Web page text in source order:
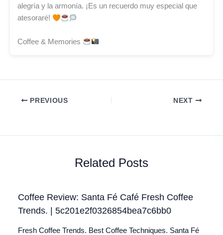
alegría y la armonía. ¡Es un recuerdo muy especial que
atesoraré!
Coffee & Memories
PREVIOUS NEXT
Related Posts
Coffee Review: Santa Fé Café Fresh Coffee
Trends. | 5c201e2f0326854bea7c6bb0
Fresh Coffee Trends. Best Coffee Techniques. Santa Fé